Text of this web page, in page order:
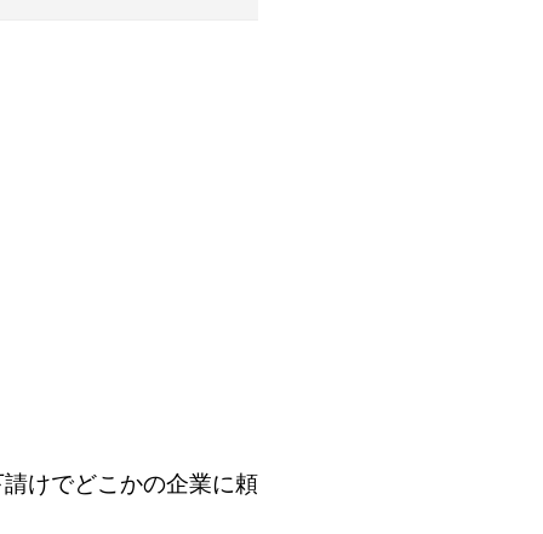
けでどこかの企業に頼